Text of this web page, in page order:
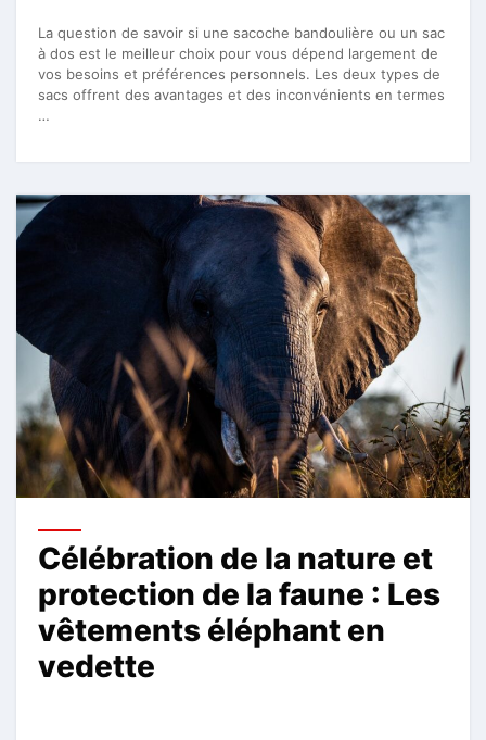
La question de savoir si une sacoche bandoulière ou un sac
à dos est le meilleur choix pour vous dépend largement de
vos besoins et préférences personnels. Les deux types de
sacs offrent des avantages et des inconvénients en termes
…
Célébration de la nature et
protection de la faune : Les
vêtements éléphant en
vedette